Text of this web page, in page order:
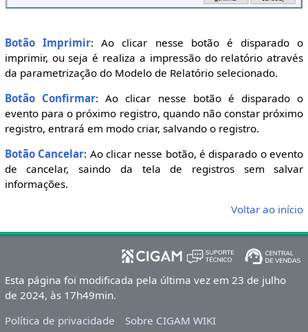
Botão Imprimir: Ao clicar nesse botão é disparado o
imprimir, ou seja é realiza a impressão do relatório através
da parametrização do Modelo de Relatório selecionado.
Botão Confirmar: Ao clicar nesse botão é disparado o
evento para o próximo registro, quando não constar próximo
registro, entrará em modo criar, salvando o registro.
Botão Cancelar: Ao clicar nesse botão, é disparado o evento
de cancelar, saindo da tela de registros sem salvar
informações.
Voltar ao início
Esta página foi modificada pela última vez em 23 de julho
de 2024, às 17h49min.
Política de privacidade
Sobre CIGAM WIKI